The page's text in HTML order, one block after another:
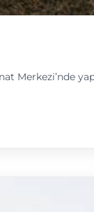
Merkezi’nde